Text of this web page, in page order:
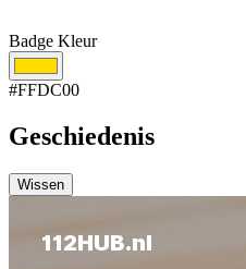
Badge Kleur
#FFDC00
Geschiedenis
Wissen